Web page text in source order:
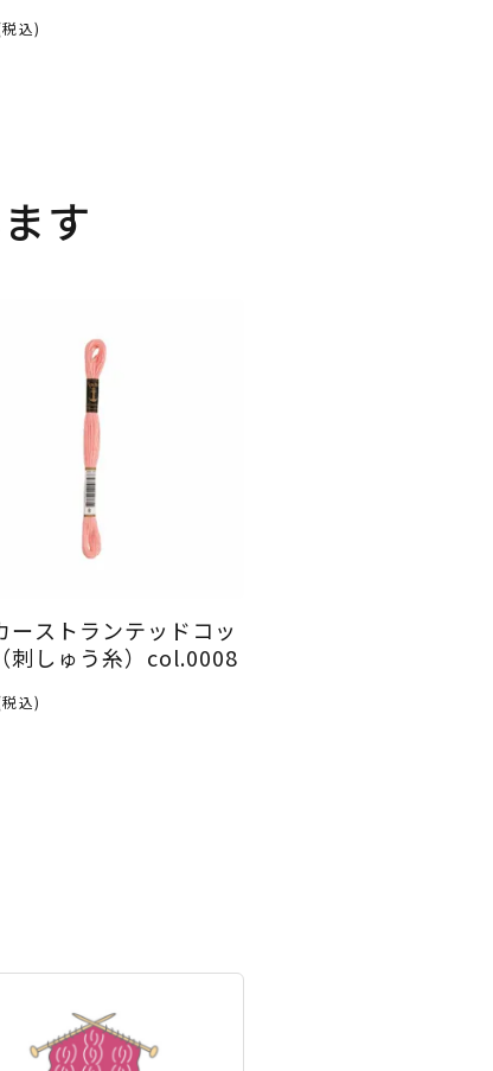
込)
す
ーストランテッドコッ
刺しゅう糸）col.0008
込)